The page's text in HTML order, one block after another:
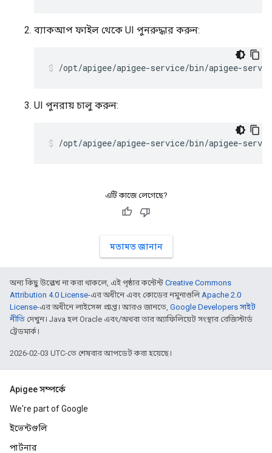
ব্যাকআপ ফাইল থেকে UI পুনরুদ্ধার করুন:
/opt/apigee/apigee-service/bin/apigee-
UI পুনরায় চালু করুন:
/opt/apigee/apigee-service/bin/apigee-
এটি কাজে লেগেছে?
মতামত জানান
অন্য কিছু উল্লেখ না করা থাকলে, এই পৃষ্ঠার কন্টেন্ট Creative Commons
Attribution 4.0 License-এর অধীনে এবং কোডের নমুনাগুলিApache 2.0
License-এর অধীনে লাইসেন্স প্রাপ্ত। আরও জানতে, Google Developers সাইট
নীতি দেখুন। Java হল Oracle এবং/অথবা তার অ্যাফিলিয়েট সংস্থার রেজিস্টার্ড
ট্রেডমার্ক।
2026-02-03 UTC-তে শেষবার আপডেট করা হয়েছে।
Apigee সম্পর্কে
We're part of Google
ইভেন্টগুলি
পার্টনার